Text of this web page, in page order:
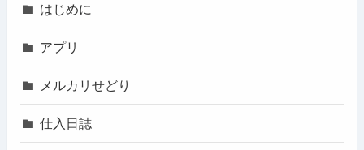
はじめに
アプリ
メルカリせどり
仕入日誌